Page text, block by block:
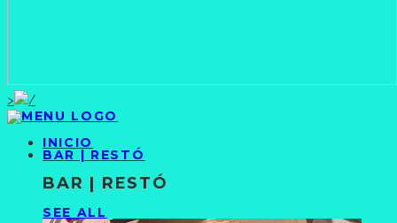
>
INICIO
BAR | RESTÓ
BAR | RESTÓ
SEE ALL